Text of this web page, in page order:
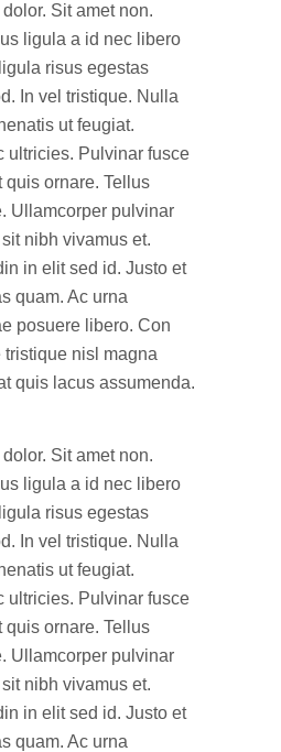
Sit amet non.
ligula a id nec libero
risus egestas
In vel tristique. Nulla
ut feugiat.
ultricies. Pulvinar fusce
ornare. Tellus
Ullamcorper pulvinar
nibh vivamus et.
in elit sed id. Justo et
quam. Ac urna
posuere libero. Con
nisl magna
quis lacus assumenda.
Sit amet non.
ligula a id nec libero
risus egestas
In vel tristique. Nulla
ut feugiat.
ultricies. Pulvinar fusce
ornare. Tellus
Ullamcorper pulvinar
nibh vivamus et.
in elit sed id. Justo et
quam. Ac urna